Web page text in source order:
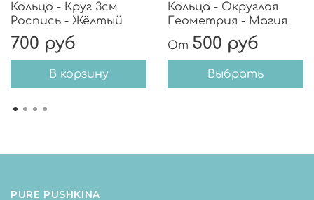
Кольцо - Круг 3см
Роспись - Жёлтый
700 руб
В корзину
Кольца - Округлая
Геометрия - Магия
От 500 руб
Выбрать
PURE PUSHKINA